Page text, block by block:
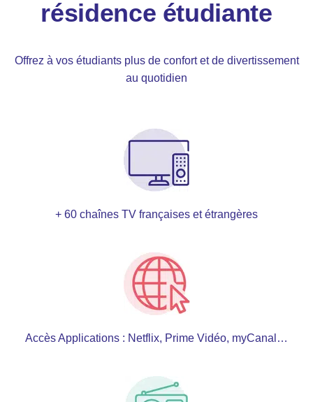
résidence étudiante
Offrez à vos étudiants plus de confort et de divertissement
au quotidien
+ 60 chaînes TV françaises et étrangères
Accès Applications : Netflix, Prime Vidéo, myCanal…